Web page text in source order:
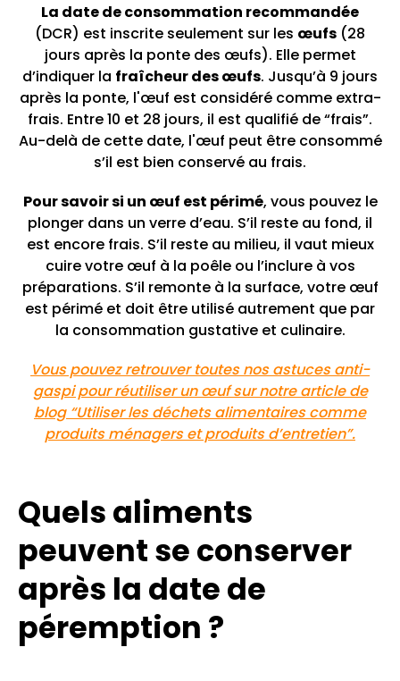
La date de consommation recommandée
(DCR) est inscrite seulement sur les œufs (28
jours après la ponte des œufs). Elle permet
d’indiquer la fraîcheur des œufs. Jusqu’à 9 jours
après la ponte, l'œuf est considéré comme extra-
frais. Entre 10 et 28 jours, il est qualifié de “frais”.
Au-delà de cette date, l'œuf peut être consommé
s’il est bien conservé au frais.
Pour savoir si un œuf est périmé, vous pouvez le
plonger dans un verre d’eau. S’il reste au fond, il
est encore frais. S’il reste au milieu, il vaut mieux
cuire votre œuf à la poêle ou l’inclure à vos
préparations. S’il remonte à la surface, votre œuf
est périmé et doit être utilisé autrement que par
la consommation gustative et culinaire.
Vous pouvez retrouver toutes nos astuces anti-
gaspi pour réutiliser un œuf sur notre article de
blog “Utiliser les déchets alimentaires comme
produits ménagers et produits d’entretien”.
Quels aliments
peuvent se conserver
après la date de
péremption ?